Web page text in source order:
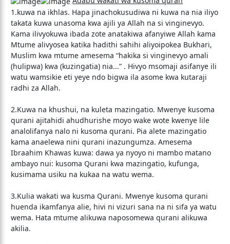
1.kuwa na ikhlas. Hapa jinachokusudiwa ni kuwa na nia iliyo
takata kuwa unasoma kwa ajili ya Allah na si vinginevyo.
Kama ilivyokuwa ibada zote anatakiwa afanyiwe Allah kama
Mtume alivyosea katika hadithi sahihi aliyoipokea Bukhari,
Muslim kwa mtume amesema “hakika si vinginevyo amali
(hulipwa) kwa (kuzingatia) nia...” . Hivyo msomaji asifanye ili
watu wamsikie eti yeye ndo bigwa ila asome kwa kutaraji
radhi za Allah.
2.Kuwa na khushui, na kuleta mazingatio. Mwenye kusoma
qurani ajitahidi ahudhurishe moyo wake wote kwenye lile
analolifanya nalo ni kusoma qurani. Pia alete mazingatio
kama anaelewa nini qurani inazungumza. Amesema
Ibraahim Khawas kuwa: dawa ya nyoyo ni mambo matano
ambayo nui: kusoma Qurani kwa mazingatio, kufunga,
kusimama usiku na kukaa na watu wema.
3.Kulia wakati wa kusma Qurani. Mwenye kusoma qurani
huenda ikamfanya alie, hivi ni vizuri sana na ni sifa ya watu
wema. Hata mtume alikuwa naposomewa qurani alikuwa
akilia.